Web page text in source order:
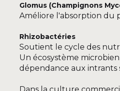
Glomus (Champignons
Améliore l'absorption du
Rhizobactéries
Soutient le cycle des
Un écosystème
dépendance aux intrants
Dans la culture